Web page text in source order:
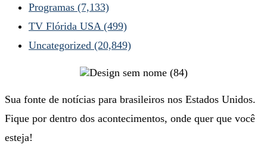
Programas (7,133)
TV Flórida USA (499)
Uncategorized (20,849)
Sua fonte de notícias para brasileiros nos Estados Unidos.
Fique por dentro dos acontecimentos, onde quer que você
esteja!